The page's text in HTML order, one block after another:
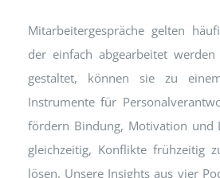
PUBLISHER
Mitarbeitergespräche gelten
der einfach abgearbeitet
gestaltet, können sie zu
Instrumente für
fördern Bindung, Motivation und
gleichzeitig, Konflikte frühzeitig
lösen. Unsere Insights aus vier